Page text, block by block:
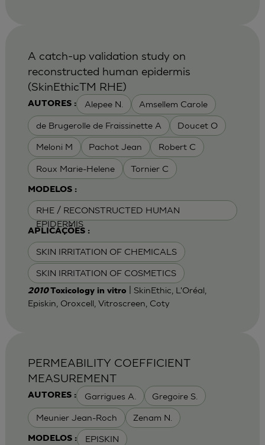
AUTORES : Alepee N. Amsellem Carole
de Brugerolle de Fraissinette A Doucet O
Meloni M Pachot Jean Robert C
Roux Marie-Helene Tornier C
MODELOS :
RHE / RECONSTRUCTED HUMAN
EPIDERMIS
APLICAÇÕES :
SKIN IRRITATION OF CHEMICALS
SKIN IRRITATION OF COSMETICS
A catch-up validation study on
reconstructed human epidermis
(SkinEthicTM RHE)
2010Toxicology in vitro
| SkinEthic, L'Oréal,
Episkin, Oroxcell, Vitroscreen, Coty
AUTORES : Garrigues A. Gregoire S.
Meunier Jean-Roch Zenam N.
MODELOS : EPISKIN
PERMEABILITY COEFFICIENT
MEASUREMENT